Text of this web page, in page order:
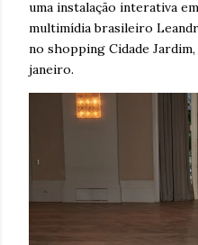
uma instalação interativa
multimídia brasileiro
no shopping Cidade
janeiro.